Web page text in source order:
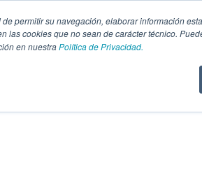
permitir su navegación, elaborar información
las cookies que no sean de carácter técnico.
en nuestraPolítica de Privacidad.